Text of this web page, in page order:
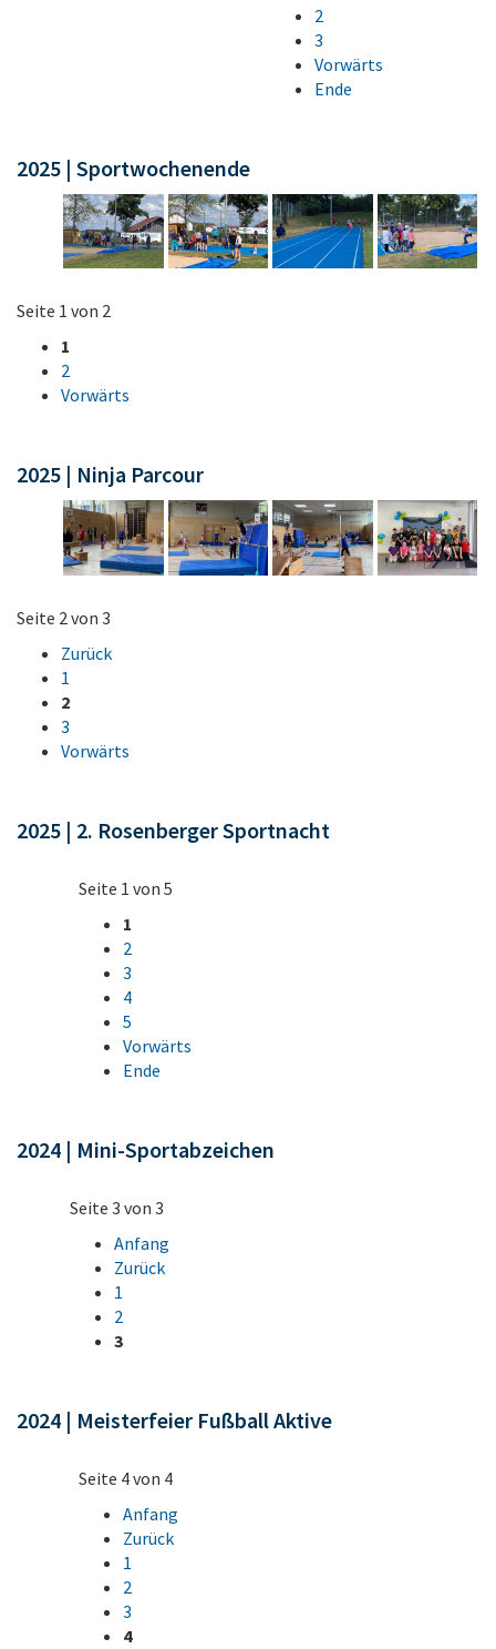
2
3
Vorwärts
Ende
2025 | Sportwochenende
Seite 1 von 2
1
2
Vorwärts
2025 | Ninja Parcour
Seite 2 von 3
Zurück
1
2
3
Vorwärts
2025 | 2. Rosenberger Sportnacht
Seite 1 von 5
1
2
3
4
5
Vorwärts
Ende
2024 | Mini-Sportabzeichen
Seite 3 von 3
Anfang
Zurück
1
2
3
2024 | Meisterfeier Fußball Aktive
Seite 4 von 4
Anfang
Zurück
1
2
3
4